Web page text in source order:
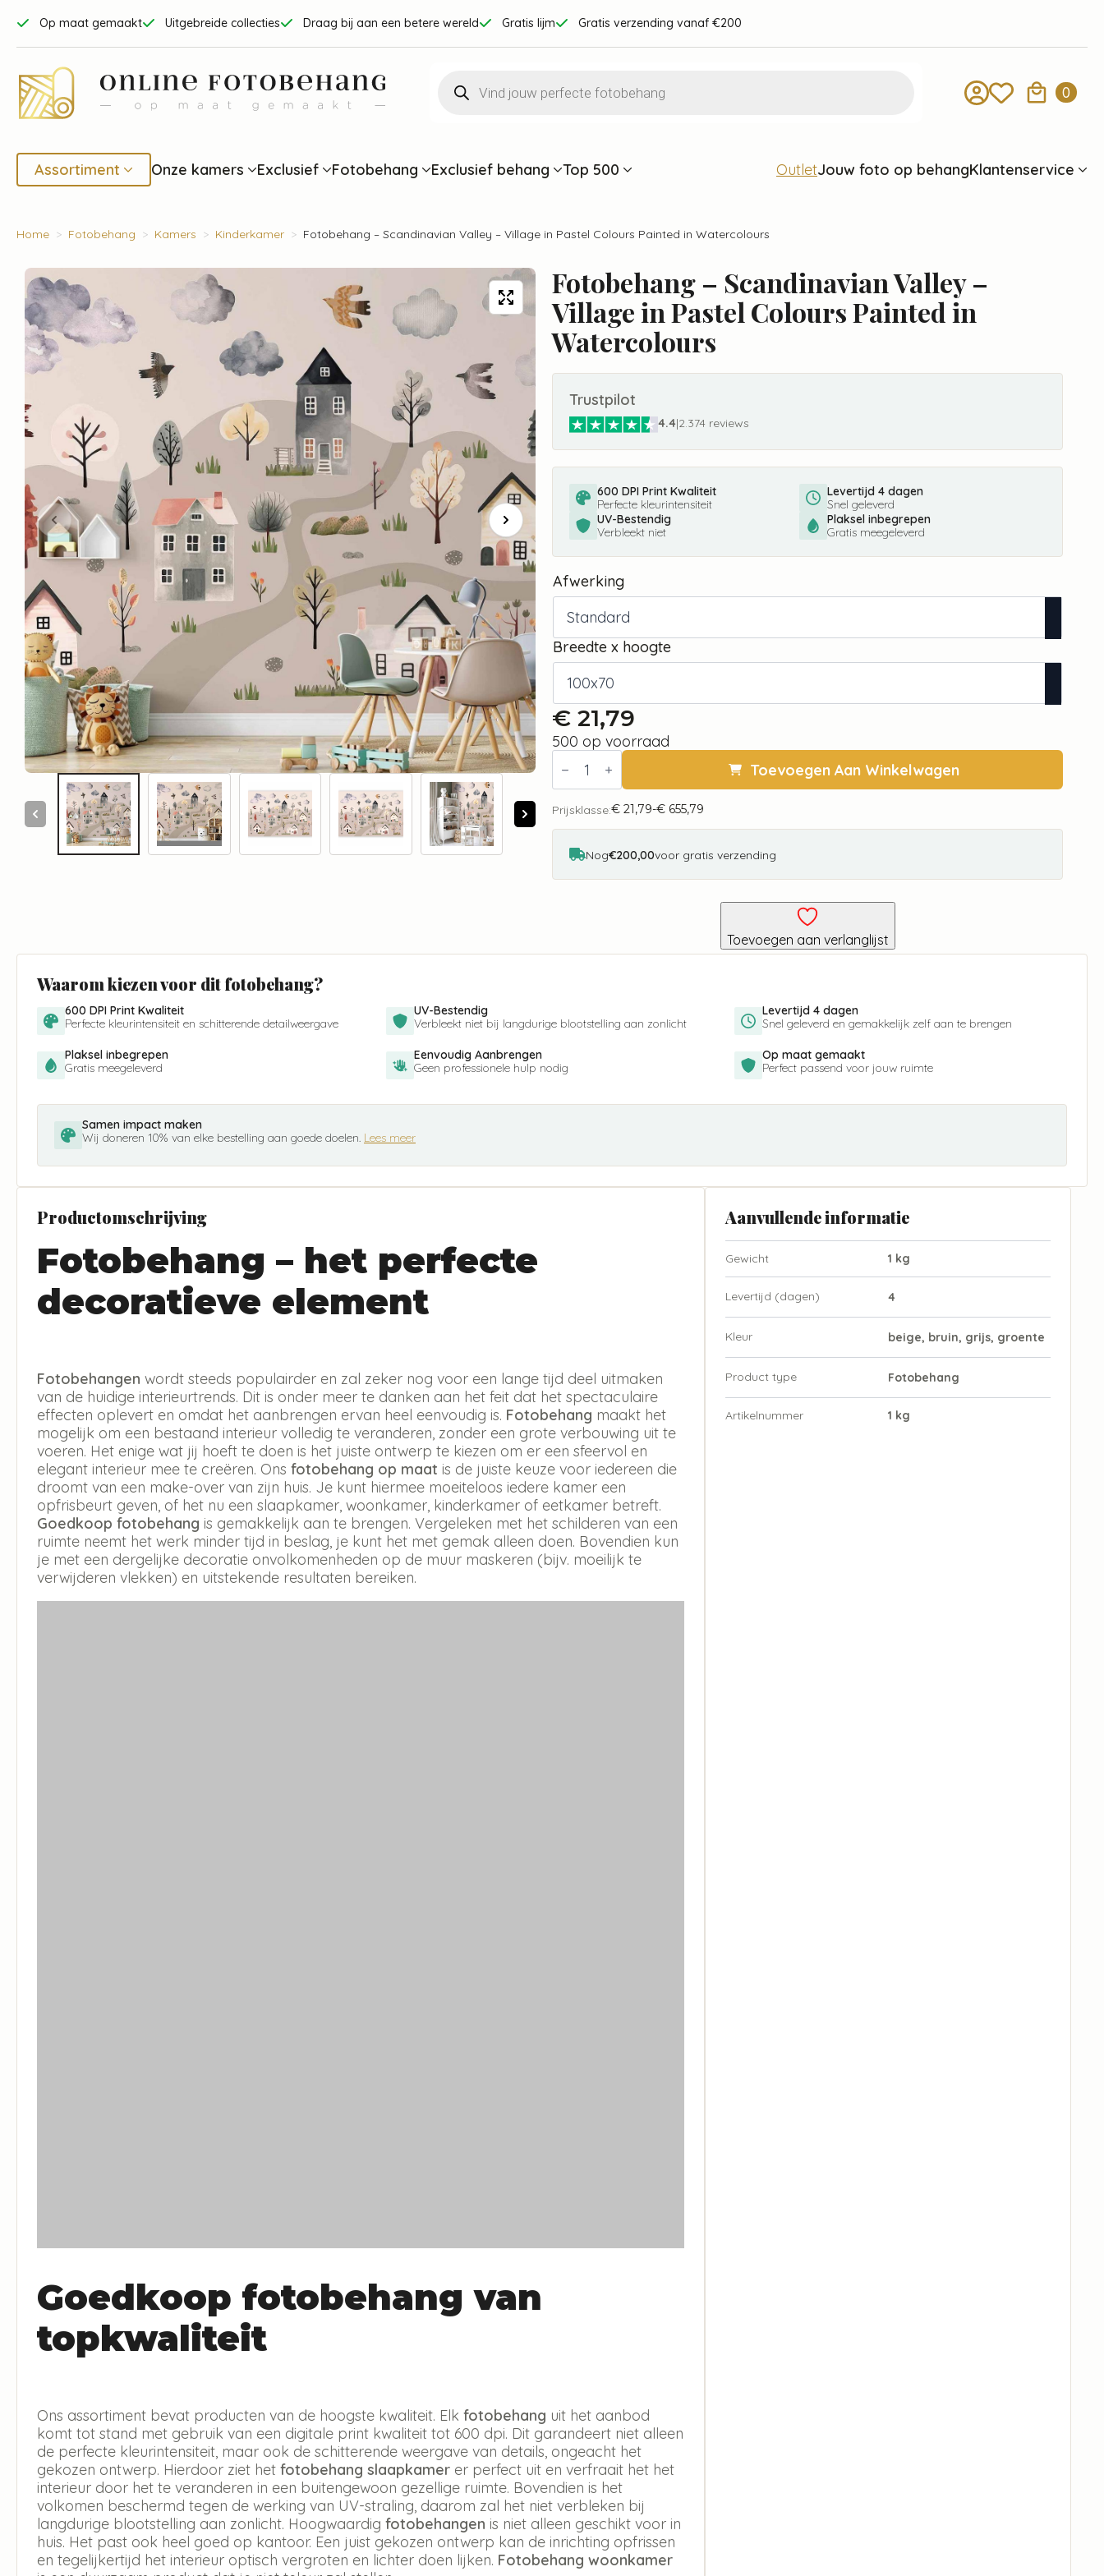
Op maat gemaakt Uitgebreide collecties Draag bij aan een betere wereld Gratis lijm Gratis verzending vanaf €200
zoeken
0
Assortiment Onze kamers Exclusief Fotobehang Exclusief behang Top 500 OutletJouw foto op behangKlantenservice
Home Fotobehang Kamers Kinderkamer Fotobehang – Scandinavian Valley – Village in Pastel Colours Painted in Watercolours
Fotobehang – Scandinavian Valley –
Village in Pastel Colours Painted in
Watercolours
Trustpilot
4.4|2.374 reviews
600 DPI Print Kwaliteit
Perfecte kleurintensiteit
UV-Bestendig
Verbleekt niet
Levertijd 4 dagen
Snel geleverd
Plaksel inbegrepen
Gratis meegeleverd
Afwerking
Breedte x hoogte
€ 21,79
500 op voorraad
Fotobehang
Scandinavian
-
Village
Pastel
Colours
Painted
Toevoegen Aan Winkelwagen
Prijsklasse:€ 21,79-€ 655,79
Prijsklasse:
€ 21,79
€ 655,79
Nog€200,00voor gratis verzending
Toevoegen aan verlanglijst
Waarom kiezen voor dit fotobehang?
600 DPI Print Kwaliteit
Perfecte kleurintensiteit en schitterende detailweergave
UV-Bestendig
Verbleekt niet bij langdurige blootstelling aan zonlicht
Levertijd 4 dagen
Snel geleverd en gemakkelijk zelf aan te brengen
Plaksel inbegrepen
Gratis meegeleverd
Eenvoudig Aanbrengen
Geen professionele hulp nodig
Op maat gemaakt
Perfect passend voor jouw ruimte
Samen impact maken
Wij doneren 10% van elke bestelling aan goede doelen. Lees meer
Productomschrijving
Fotobehang – het perfecte
decoratieve element
Fotobehangen wordt steeds populairder en zal zeker nog voor een lange tijd deel uitmaken
van de huidige interieurtrends. Dit is onder meer te danken aan het feit dat het spectaculaire
effecten oplevert en omdat het aanbrengen ervan heel eenvoudig is. Fotobehang maakt het
mogelijk om een bestaand interieur volledig te veranderen, zonder een grote verbouwing uit te
voeren. Het enige wat jij hoeft te doen is het juiste ontwerp te kiezen om er een sfeervol en
elegant interieur mee te creëren. Ons fotobehang op maat is de juiste keuze voor iedereen die
droomt van een make-over van zijn huis. Je kunt hiermee moeiteloos iedere kamer een
opfrisbeurt geven, of het nu een slaapkamer, woonkamer, kinderkamer of eetkamer betreft.
Goedkoop fotobehang is gemakkelijk aan te brengen. Vergeleken met het schilderen van een
ruimte neemt het werk minder tijd in beslag, je kunt het met gemak alleen doen. Bovendien kun
je met een dergelijke decoratie onvolkomenheden op de muur maskeren (bijv. moeilijk te
verwijderen vlekken) en uitstekende resultaten bereiken.
Goedkoop fotobehang van
topkwaliteit
Ons assortiment bevat producten van de hoogste kwaliteit. Elk fotobehang uit het aanbod
komt tot stand met gebruik van een digitale print kwaliteit tot 600 dpi. Dit garandeert niet alleen
de perfecte kleurintensiteit, maar ook de schitterende weergave van details, ongeacht het
gekozen ontwerp. Hierdoor ziet het fotobehang slaapkamer er perfect uit en verfraait het het
interieur door het te veranderen in een buitengewoon gezellige ruimte. Bovendien is het
volkomen beschermd tegen de werking van UV-straling, daarom zal het niet verbleken bij
langdurige blootstelling aan zonlicht. Hoogwaardig fotobehangen is niet alleen geschikt voor in
huis. Het past ook heel goed op kantoor. Een juist gekozen ontwerp kan de inrichting opfrissen
en tegelijkertijd het interieur optisch vergroten en lichter doen lijken. Fotobehang woonkamer
Aanvullende informatie
Gewicht 1 kg
Levertijd (dagen) 4
Kleur beige, bruin, grijs, groente
Product type Fotobehang
Artikelnummer 1 kg